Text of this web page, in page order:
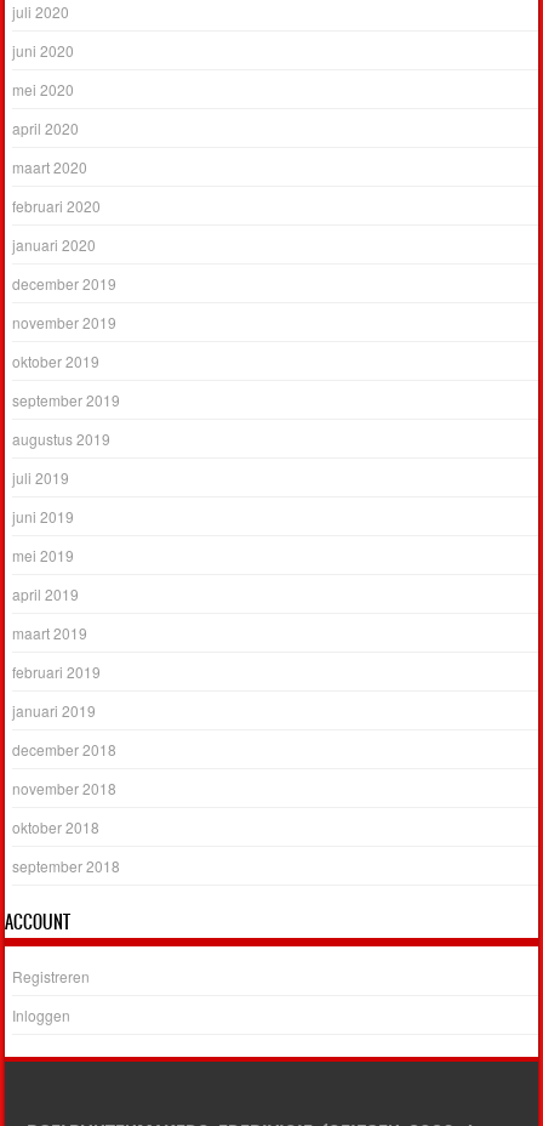
juli 2020
juni 2020
mei 2020
april 2020
maart 2020
februari 2020
januari 2020
december 2019
november 2019
oktober 2019
september 2019
augustus 2019
juli 2019
juni 2019
mei 2019
april 2019
maart 2019
februari 2019
januari 2019
december 2018
november 2018
oktober 2018
september 2018
ACCOUNT
Registreren
Inloggen